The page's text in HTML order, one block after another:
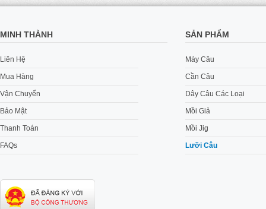
MINH THÀNH
Liên Hệ
Mua Hàng
Vận Chuyển
Bảo Mật
Thanh Toán
FAQs
SẢN PHẨM
Máy Câu
Cần Câu
Dây Câu Các Loại
Mồi Giả
Mồi Jig
Lưỡi Câu